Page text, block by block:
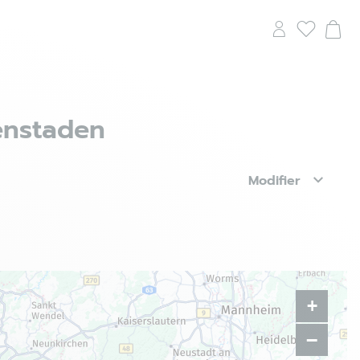
Modifier
+
−